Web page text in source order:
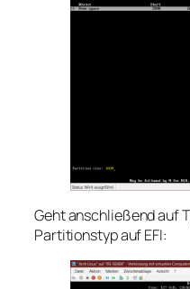
Geht anschließend auf
Partitionstyp auf EFI: